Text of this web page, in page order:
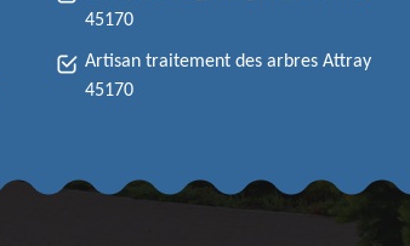
45170
Artisan traitement des arbres Attray
45170